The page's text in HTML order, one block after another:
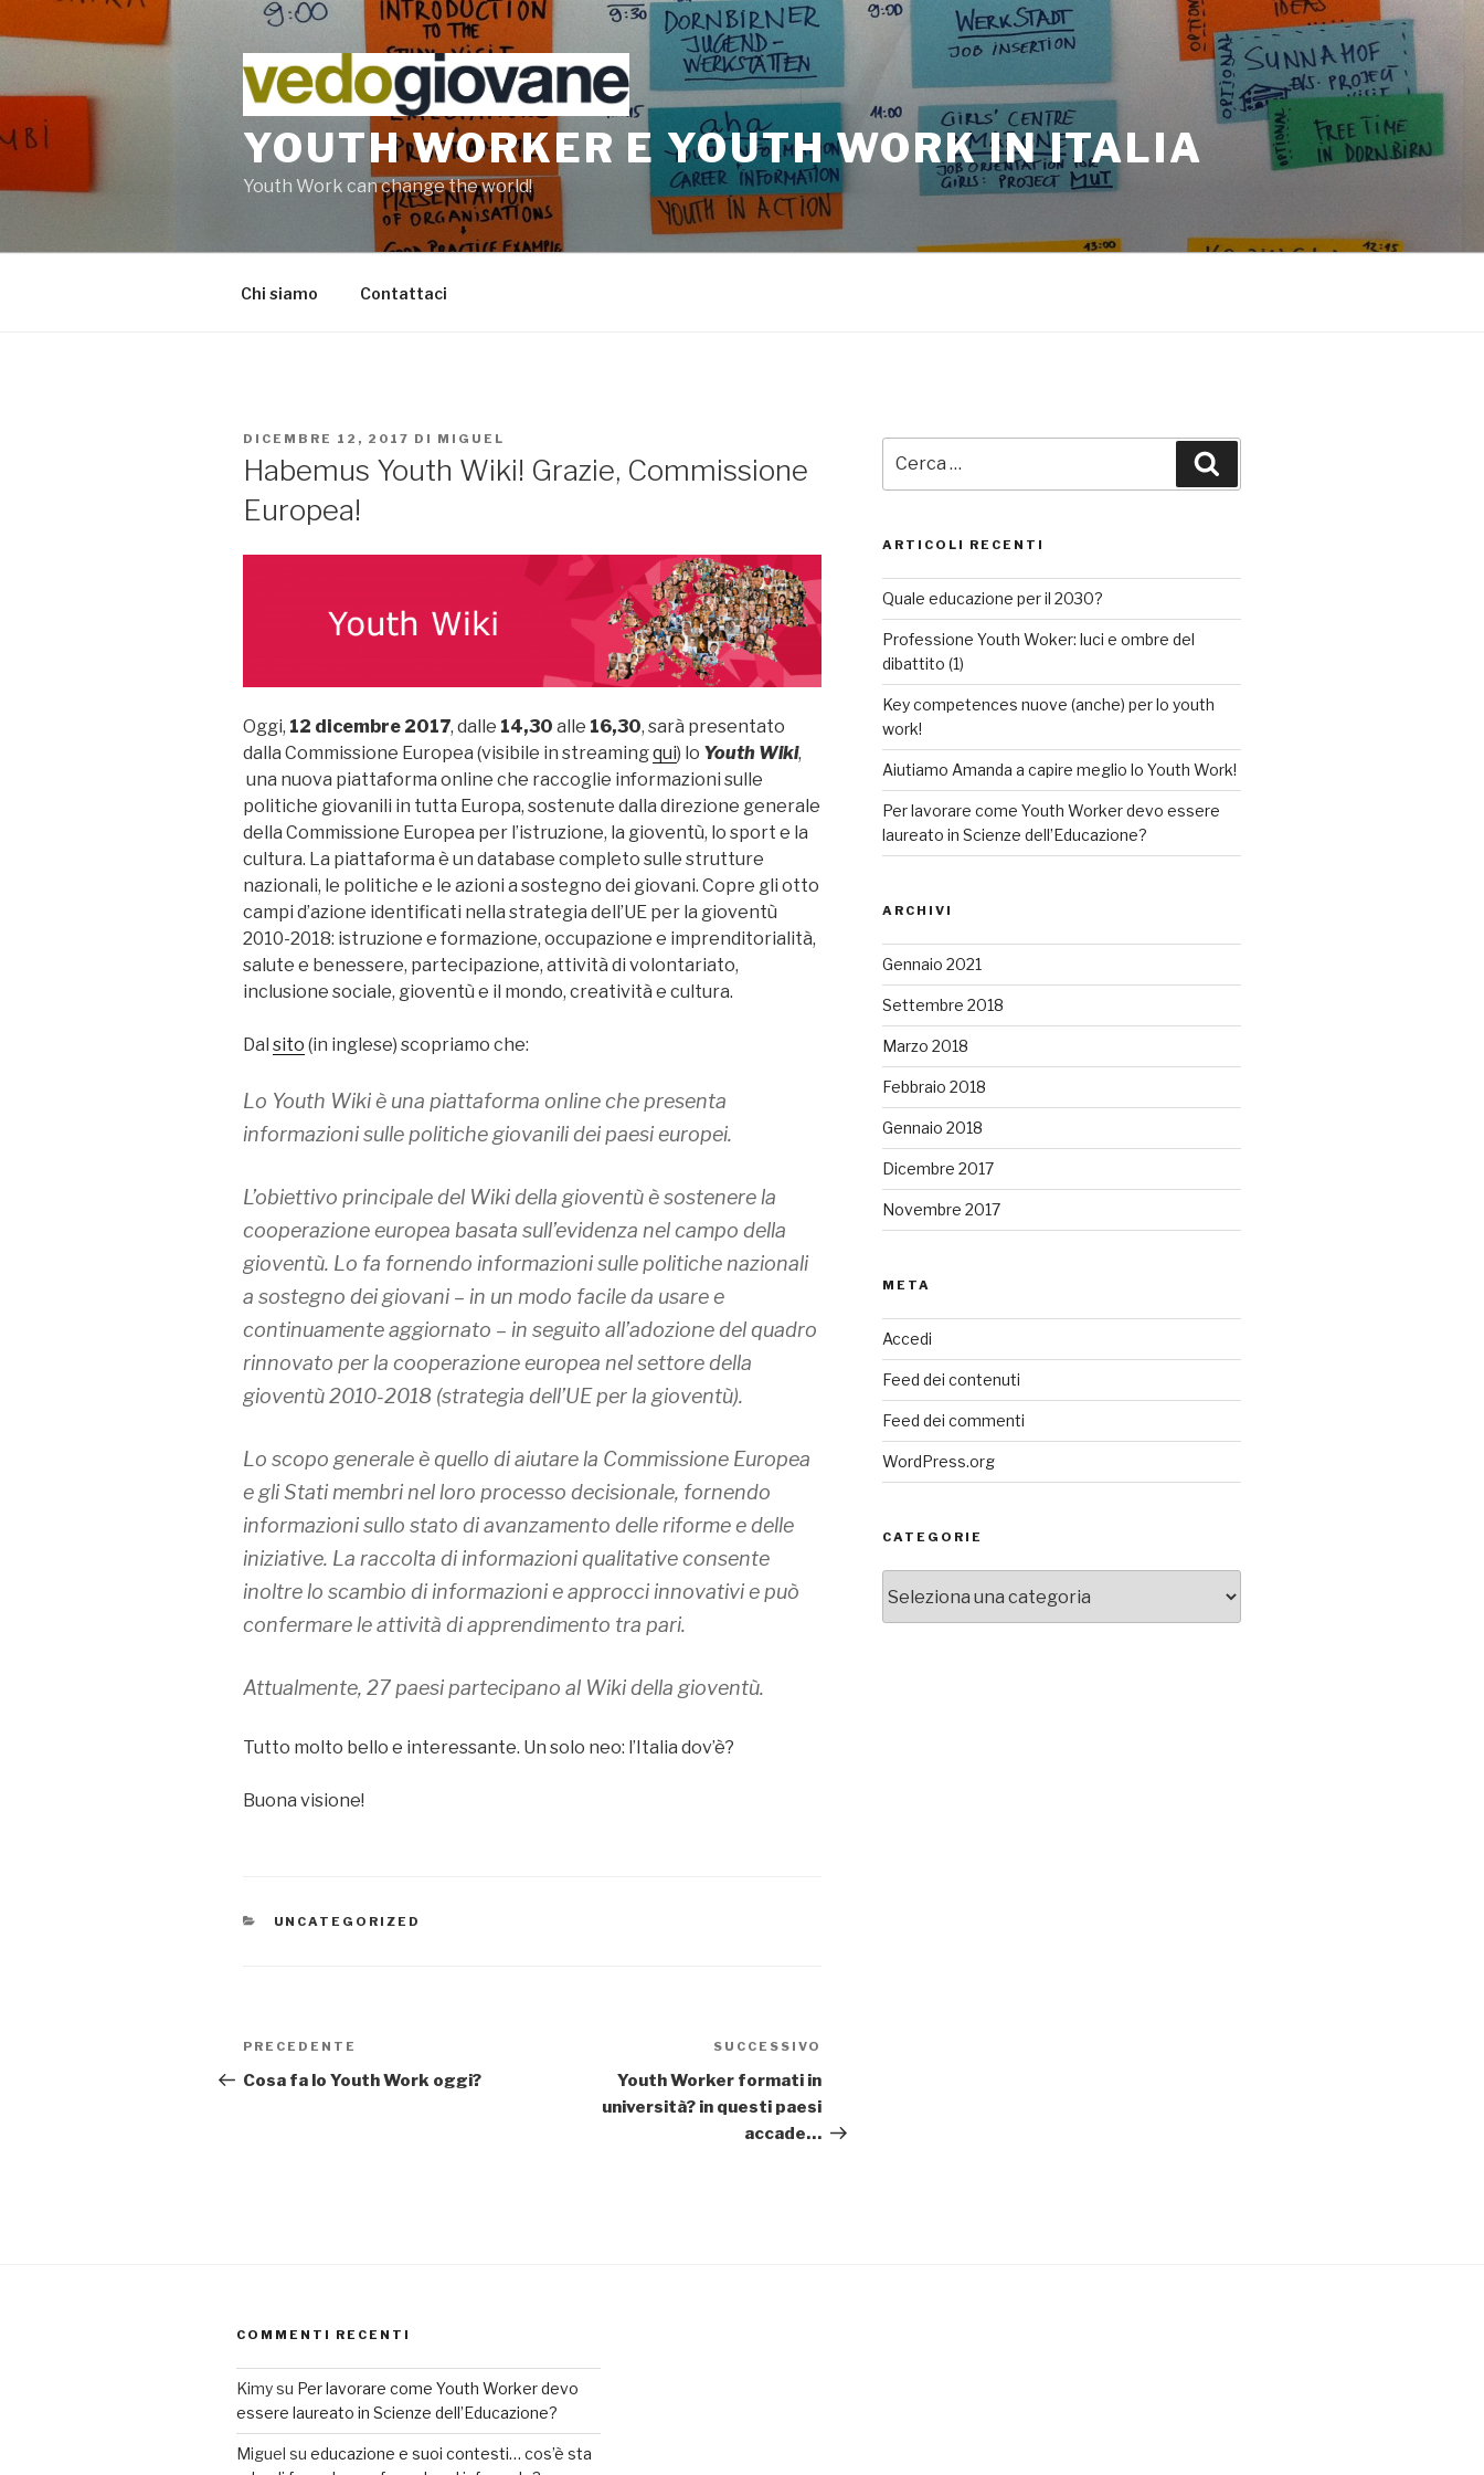
al
YOUTH WORKER E YOUTH WORK IN ITALIA
Youth Work can change the world!
Chi siamo Contattaci
PUBBLICATO
IL
DICEMBRE 12, 2017 DI MIGUEL
Habemus Youth Wiki! Grazie, Commissione
Europea!
Oggi, 12 dicembre 2017, dalle 14,30 alle 16,30, sarà presentato
dalla Commissione Europea (visibile in streamingqui) lo Youth Wiki,
una nuova piattaforma online che raccoglie informazioni sulle
politiche giovanili in tutta Europa, sostenute dalla direzione generale
della Commissione Europea per l’istruzione, la gioventù, lo sport e la
cultura. La piattaforma è un database completo sulle strutture
nazionali, le politiche e le azioni a sostegno dei giovani. Copre gli otto
campi d’azione identificati nella strategia dell’UE per la gioventù
2010-2018: istruzione e formazione, occupazione e imprenditorialità,
salute e benessere, partecipazione, attività di volontariato,
inclusione sociale, gioventù e il mondo, creatività e cultura.
Dal sito (in inglese) scopriamo che:
Lo Youth Wiki è una piattaforma online che presenta
informazioni sulle politiche giovanili dei paesi europei.
L’obiettivo principale del Wiki della gioventù è sostenere la
cooperazione europea basata sull’evidenza nel campo della
gioventù. Lo fa fornendo informazioni sulle politiche nazionali
a sostegno dei giovani – in un modo facile da usare e
continuamente aggiornato – in seguito all’adozione del quadro
rinnovato per la cooperazione europea nel settore della
gioventù 2010-2018 (strategia dell’UE per la gioventù).
Lo scopo generale è quello di aiutare la Commissione Europea
e gli Stati membri nel loro processo decisionale, fornendo
informazioni sullo stato di avanzamento delle riforme e delle
iniziative. La raccolta di informazioni qualitative consente
inoltre lo scambio di informazioni e approcci innovativi e può
confermare le attività di apprendimento tra pari.
Attualmente, 27 paesi partecipano al Wiki della gioventù.
Tutto molto bello e interessante. Un solo neo: l’Italia dov’è?
Buona visione!
CATEGORIE
UNCATEGORIZED
Navigazione
articoli
Articolo
precedente:
PRECEDENTE
Cosa fa lo Youth Work oggi?
SUCCESSIVO
Youth Worker formati in
università? in questi paesi
accade…
ARTICOLI RECENTI
Quale educazione per il 2030?
Professione Youth Woker: luci e ombre del
dibattito (1)
Key competences nuove (anche) per lo youth
work!
Aiutiamo Amanda a capire meglio lo Youth Work!
Per lavorare come Youth Worker devo essere
laureato in Scienze dell’Educazione?
ARCHIVI
Gennaio 2021
Settembre 2018
Marzo 2018
Febbraio 2018
Gennaio 2018
Dicembre 2017
Novembre 2017
META
Accedi
Feed dei contenuti
Feed dei commenti
WordPress.org
CATEGORIE
COMMENTI RECENTI
Kimysu Per lavorare come Youth Worker devo
essere laureato in Scienze dell’Educazione?
Miguel su educazione e suoi contesti… cos’è sta